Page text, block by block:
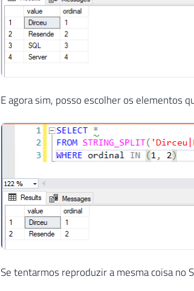
E agora sim, posso escolher os elementos
Se tentarmos reproduzir a mesma coisa no